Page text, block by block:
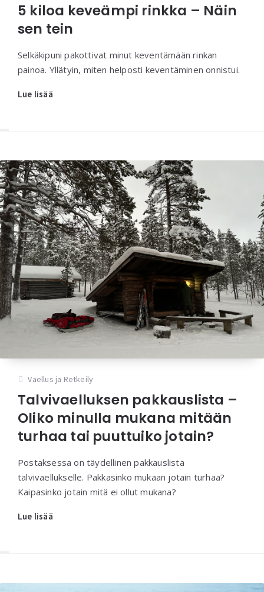
5 kiloa keveämpi rinkka – Näin
sen tein
Selkäkipuni pakottivat minut keventämään rinkan
painoa. Yllätyin, miten helposti keventäminen onnistui.
Lue lisää
Vaellus ja Retkeily
Talvivaelluksen pakkauslista –
Oliko minulla mukana mitään
turhaa tai puuttuiko jotain?
Postaksessa on täydellinen pakkauslista
talvivaellukselle. Pakkasinko mukaan jotain turhaa?
Kaipasinko jotain mitä ei ollut mukana?
Lue lisää